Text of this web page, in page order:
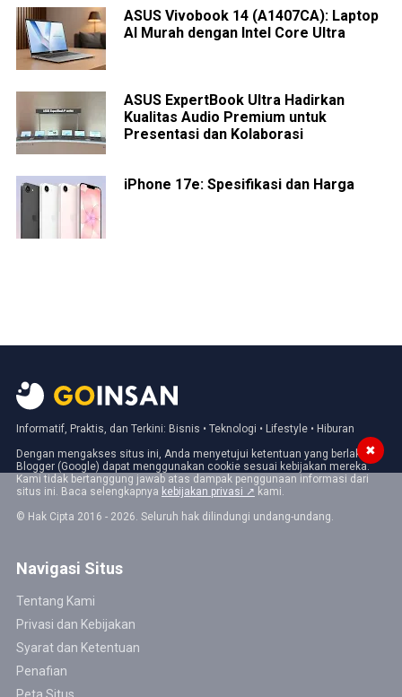
ASUS Vivobook 14 (A1407CA): Laptop
AI Murah dengan Intel Core Ultra
ASUS ExpertBook Ultra Hadirkan
Kualitas Audio Premium untuk
Presentasi dan Kolaborasi
iPhone 17e: Spesifikasi dan Harga
Informatif, Praktis, dan Terkini: Bisnis • Teknologi • Lifestyle • Hiburan
Dengan mengakses situs ini, Anda menyetujui ketentuan yang berlaku.
Blogger (Google) dapat menggunakan cookie sesuai kebijakan mereka.
Kami tidak bertanggung jawab atas dampak penggunaan informasi dari
situs ini. Baca selengkapnya kebijakan privasi ↗ kami.
© Hak Cipta 2016 - 2026. Seluruh hak dilindungi undang-undang.
Navigasi Situs
Tentang Kami
Privasi dan Kebijakan
Syarat dan Ketentuan
Penafian
✖